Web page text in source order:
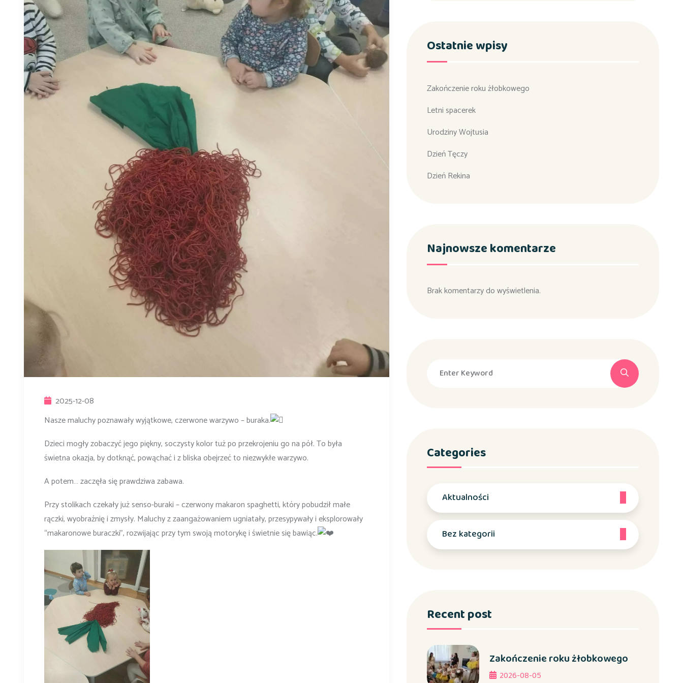
2025-12-08
Nasze maluchy poznawały wyjątkowe, czerwone warzywo – buraka.
Dzieci mogły zobaczyć jego piękny, soczysty kolor tuż po przekrojeniu go na pół. To była
świetna okazja, by dotknąć, powąchać i z bliska obejrzeć to niezwykłe warzywo.
A potem… zaczęła się prawdziwa zabawa.
Przy stolikach czekały już senso-buraki – czerwony makaron spaghetti, który pobudził małe
rączki, wyobraźnię i zmysły. Maluchy z zaangażowaniem ugniatały, przesypywały i eksplorowały
“makaronowe buraczki”, rozwijając przy tym swoją motorykę i świetnie się bawiąc.
Ostatnie wpisy
Zakończenie roku żłobkowego
Letni spacerek
Urodziny Wojtusia
Dzień Tęczy
Dzień Rekina
Najnowsze komentarze
Brak komentarzy do wyświetlenia.
Categories
Aktualności
Bez kategorii
Recent post
Zakończenie roku żłobkowego
2026-08-05